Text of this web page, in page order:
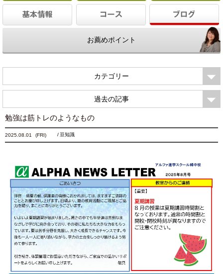
電話で問い合わせる Webから問い合わせ
お薦めポイント
カテゴリー
過去の記事
勉強は筋トレのようなもの
2025.08.01 (FRI) 豆知識